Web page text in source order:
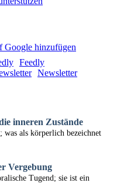
Feedly
Newsletter
inneren Zustände
als körperlich bezeichnet
Vergebung
Tugend; sie ist ein